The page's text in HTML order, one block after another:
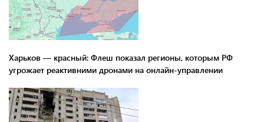
Харьков — красный: Флеш показал регионы, которым РФ
угрожает реактивними дронами на онлайн-управлении